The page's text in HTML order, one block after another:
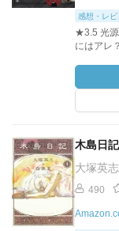
感想・レビ
★3.5 光源
にはアレ
木島日
大塚英
490